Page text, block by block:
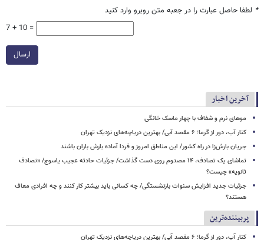
* لطفا حاصل عبارت را در جعبه متن روبرو وارد کنید
7 + 10 =
ارسال
آخرین اخبار
موهای نرم و شفاف با چهار ماسک خانگی
کنار آب، دور از گرما؛ ۶ مقصد آبی/ بهترین دریاچه‌های نزدیک تهران
جریان بارش‌زا در راه کشور/ این مناطق امروز و فردا آماده بارش باران باشند
تماشای یک تصادف، ۱۴ مصدوم روی دست گذاشت/ جزئیات حادثه عجیب یاسوج/ «تصادف
ثانویه» چیست؟
جزئیات جدید افزایش سنوات بازنشستگی/ چه کسانی باید بیشتر کار کنند و چه افرادی معاف
هستند؟
پربیننده‌ترین
کنار آب، دور از گرما؛ ۶ مقصد آبی/ بهترین دریاچه‌های نزدیک تهران